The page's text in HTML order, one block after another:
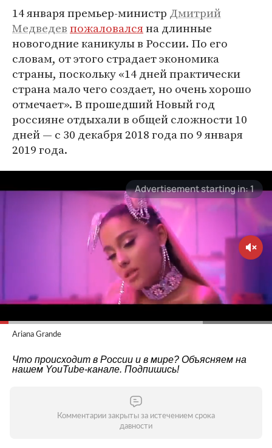
14 января премьер-министр Дмитрий
Медведевпожаловалсяна длинные
новогодние каникулы в России. По его
словам, от этого страдает экономика
страны, поскольку «14 дней практически
страна мало чего создает, но очень хорошо
отмечает». В прошедший Новый год
россияне отдыхали в общей сложности 10
дней — с 30 декабря 2018 года по 9 января
2019 года.
Ariana Grande
Что происходит в России и в мире? Объясняем на
нашем YouTube-канале. Подпишись!
Комментарии закрыты за истечением срока
давности